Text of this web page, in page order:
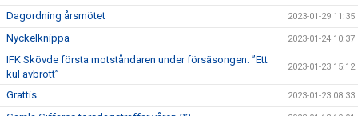
Dagordning årsmötet 2023-01-29 11:35
Nyckelknippa 2023-01-24 10:37
IFK Skövde första motståndaren under försäsongen: ”Ett
kul avbrott”
2023-01-23 15:12
Grattis 2023-01-23 08:33